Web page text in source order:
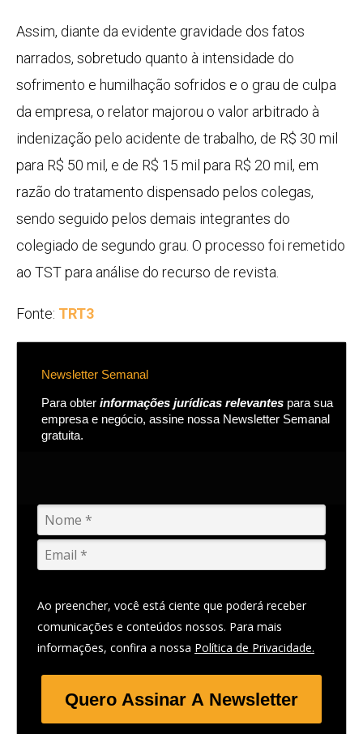
Assim, diante da evidente gravidade dos fatos
narrados, sobretudo quanto à intensidade do
sofrimento e humilhação sofridos e o grau de culpa
da empresa, o relator majorou o valor arbitrado à
indenização pelo acidente de trabalho, de R$ 30 mil
para R$ 50 mil, e de R$ 15 mil para R$ 20 mil, em
razão do tratamento dispensado pelos colegas,
sendo seguido pelos demais integrantes do
colegiado de segundo grau. O processo foi remetido
ao TST para análise do recurso de revista.
Fonte: TRT3
Newsletter Semanal
Para obter informações jurídicas relevantes para sua
empresa e negócio, assine nossa Newsletter Semanal
gratuita.
Ao preencher, você está ciente que poderá receber
comunicações e conteúdos nossos. Para mais
informações, confira a nossa Política de Privacidade.
Quero Assinar A Newsletter